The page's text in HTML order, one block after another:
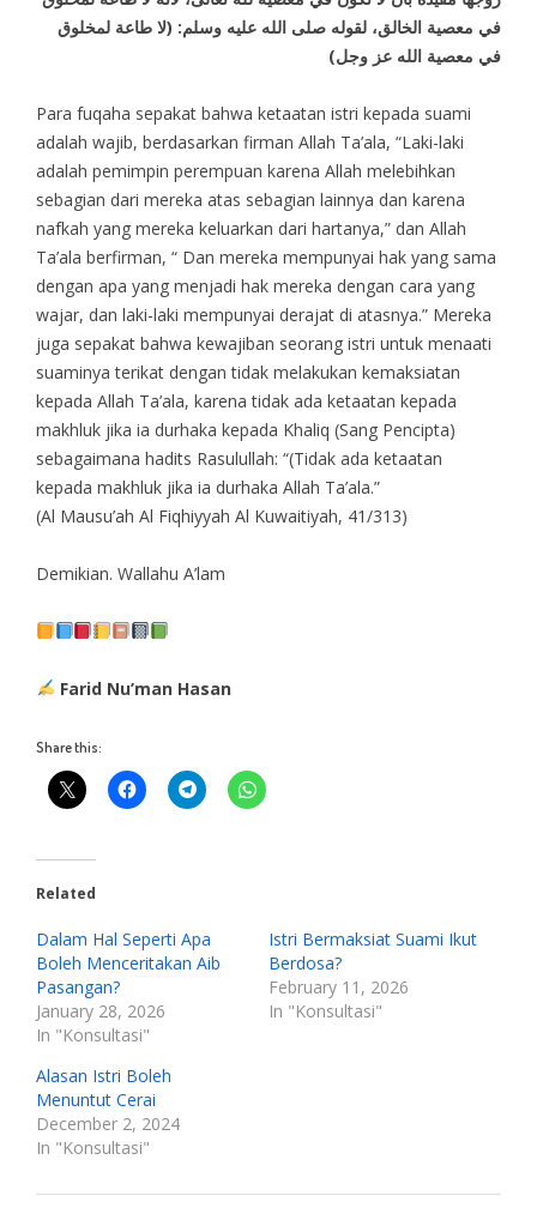
في معصية الخالق، لقوله صلى الله عليه وسلم: (لا طاعة لمخلوق
في معصية الله عز وجل)
Para fuqaha sepakat bahwa ketaatan istri kepada suami
adalah wajib, berdasarkan firman Allah Ta’ala, “Laki-laki
adalah pemimpin perempuan karena Allah melebihkan
sebagian dari mereka atas sebagian lainnya dan karena
nafkah yang mereka keluarkan dari hartanya,” dan Allah
Ta’ala berfirman, “ Dan mereka mempunyai hak yang sama
dengan apa yang menjadi hak mereka dengan cara yang
wajar, dan laki-laki mempunyai derajat di atasnya.” Mereka
juga sepakat bahwa kewajiban seorang istri untuk menaati
suaminya terikat dengan tidak melakukan kemaksiatan
kepada Allah Ta’ala, karena tidak ada ketaatan kepada
makhluk jika ia durhaka kepada Khaliq (Sang Pencipta)
sebagaimana hadits Rasulullah: “(Tidak ada ketaatan
kepada makhluk jika ia durhaka Allah Ta’ala.”
(Al Mausu’ah Al Fiqhiyyah Al Kuwaitiyah, 41/313)
Demikian. Wallahu A’lam
Farid Nu’man Hasan
Share this:
Related
Dalam Hal Seperti Apa
Boleh Menceritakan Aib
Pasangan?
January 28, 2026
In "Konsultasi"
Istri Bermaksiat Suami Ikut
Berdosa?
February 11, 2026
In "Konsultasi"
Alasan Istri Boleh
Menuntut Cerai
December 2, 2024
In "Konsultasi"